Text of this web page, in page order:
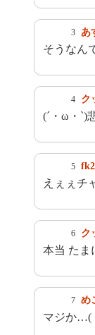
3 あ
そうなん
4 ク
(´・ω・`)
5
えぇぇチ
6 ク
本当 たま
7 め
マジか…(